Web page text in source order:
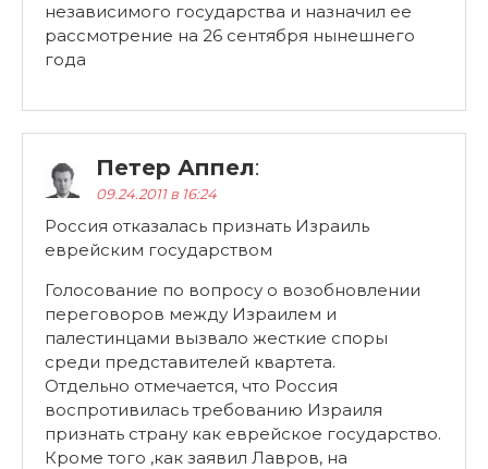
независимого государства и назначил ее
рассмотрение на 26 сентября нынешнего
года
Петер Аппел:
09.24.2011 в 16:24
Россия отказалась признать Израиль
еврейским государством
Голосование по вопросу о возобновлении
переговоров между Израилем и
палестинцами вызвало жесткие споры
среди представителей квартета.
Отдельно отмечается, что Россия
воспротивилась требованию Израиля
признать страну как еврейское государство.
Кроме того ,как заявил Лавров, на